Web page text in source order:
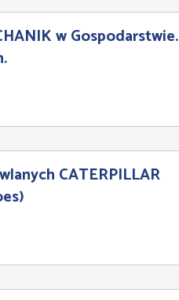
w Gospodarstwie.
CATERPILLAR